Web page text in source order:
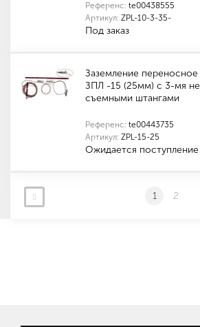
Референс: te00438555
Артикул: ZPL-10-3-35-
Под заказ
Заземление переносное
ЗПЛ -15 (25мм) с 3-мя не
съемными штангами
Референс: te00443735
Артикул: ZPL-15-25
Ожидается поступление
1 2